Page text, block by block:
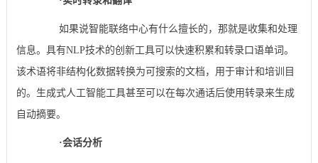
如果说智能联络中心有什么擅长的，那就是收集和处理
信息。具有NLP技术的创新工具可以快速积累和转录口语单词。
该术语将非结构化数据转换为可搜索的文档，用于审计和培训目
的。生成式人工智能工具甚至可以在每次通话后使用转录来生成
自动摘要。
·会话分析